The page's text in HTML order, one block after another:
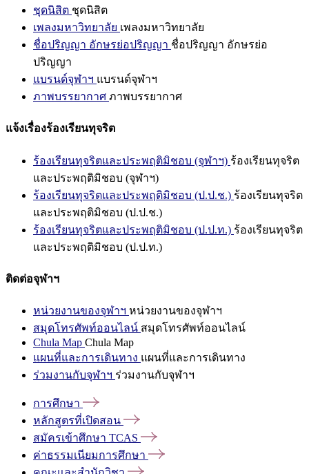
ชุดนิสิต ชุดนิสิต
เพลงมหาวิทยาลัย เพลงมหาวิทยาลัย
ชื่อปริญญา อักษรย่อปริญญา ชื่อปริญญา อักษรย่อ
ปริญญา
แบรนด์จุฬาฯ แบรนด์จุฬาฯ
ภาพบรรยากาศ ภาพบรรยากาศ
แจ้งเรื่องร้องเรียนทุจริต
ร้องเรียนทุจริตและประพฤติมิชอบ (จุฬาฯ) ร้องเรียนทุจริต
และประพฤติมิชอบ (จุฬาฯ)
ร้องเรียนทุจริตและประพฤติมิชอบ (ป.ป.ช.) ร้องเรียนทุจริต
และประพฤติมิชอบ (ป.ป.ช.)
ร้องเรียนทุจริตและประพฤติมิชอบ (ป.ป.ท.) ร้องเรียนทุจริต
และประพฤติมิชอบ (ป.ป.ท.)
ติดต่อจุฬาฯ
หน่วยงานของจุฬาฯ หน่วยงานของจุฬาฯ
สมุดโทรศัพท์ออนไลน์ สมุดโทรศัพท์ออนไลน์
Chula Map Chula Map
แผนที่และการเดินทาง แผนที่และการเดินทาง
ร่วมงานกับจุฬาฯ ร่วมงานกับจุฬาฯ
การศึกษา
หลักสูตรที่เปิดสอน
สมัครเข้าศึกษา TCAS
ค่าธรรมเนียมการศึกษา